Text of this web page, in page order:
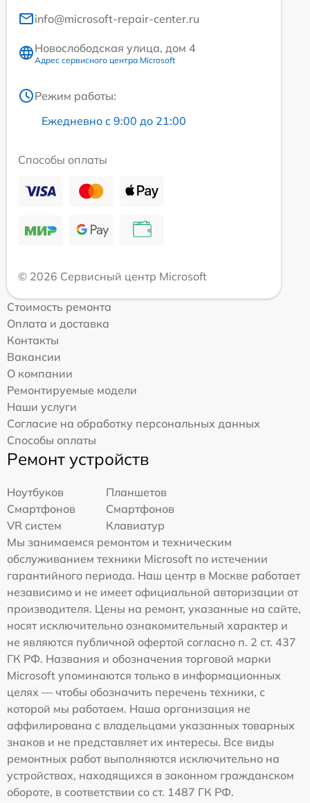
info@microsoft-repair-center.ru
Новослободская улица, дом 4
Адрес сервисного центра Microsoft
Режим работы:
Ежедневно с 9:00 до 21:00
Способы оплаты
© 2026 Сервисный центр Microsoft
Стоимость ремонта
Оплата и доставка
Контакты
Вакансии
О компании
Ремонтируемые модели
Наши услуги
Согласие на обработку персональных данных
Способы оплаты
Ремонт устройств
Ноутбуков
Планшетов
Смартфонов
Смартфонов
VR систем
Клавиатур
Мы занимаемся ремонтом и техническим
обслуживанием техники Microsoft по истечении
гарантийного периода. Наш центр в Москве работает
независимо и не имеет официальной авторизации от
производителя. Цены на ремонт, указанные на сайте,
носят исключительно ознакомительный характер и
не являются публичной офертой согласно п. 2 ст. 437
ГК РФ. Названия и обозначения торговой марки
Microsoft упоминаются только в информационных
целях — чтобы обозначить перечень техники, с
которой мы работаем. Наша организация не
аффилирована с владельцами указанных товарных
знаков и не представляет их интересы. Все виды
ремонтных работ выполняются исключительно на
устройствах, находящихся в законном гражданском
обороте, в соответствии со ст. 1487 ГК РФ.